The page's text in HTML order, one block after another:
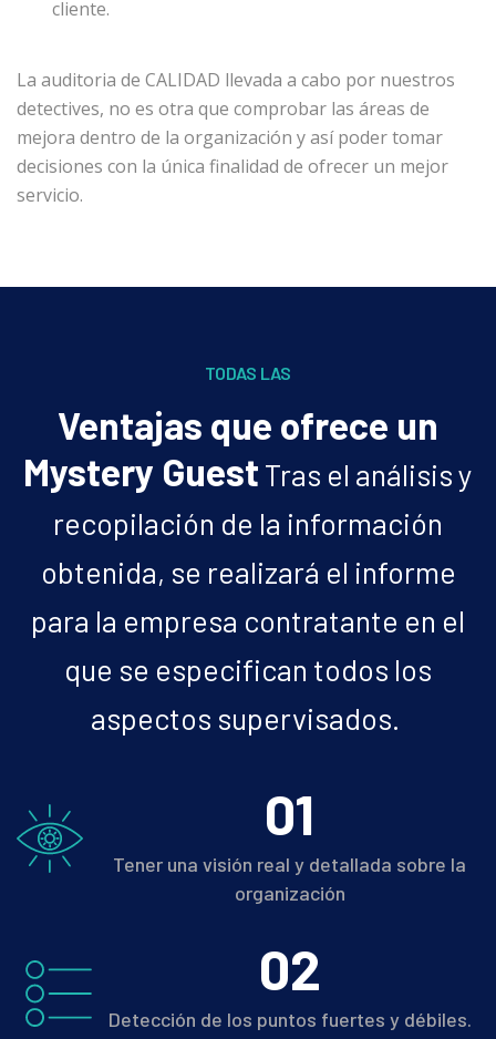
cliente.
La auditoria de CALIDAD llevada a cabo por nuestros
detectives, no es otra que comprobar las áreas de
mejora dentro de la organización y así poder tomar
decisiones con la única finalidad de ofrecer un mejor
servicio.
TODAS LAS
Ventajas que ofrece un
Mystery Guest Tras el análisis y
recopilación de la información
obtenida, se realizará el informe
para la empresa contratante en el
que se especifican todos los
aspectos supervisados. ​
01
Tener una visión real y detallada sobre la
organización
02
Detección de los puntos fuertes y débiles.